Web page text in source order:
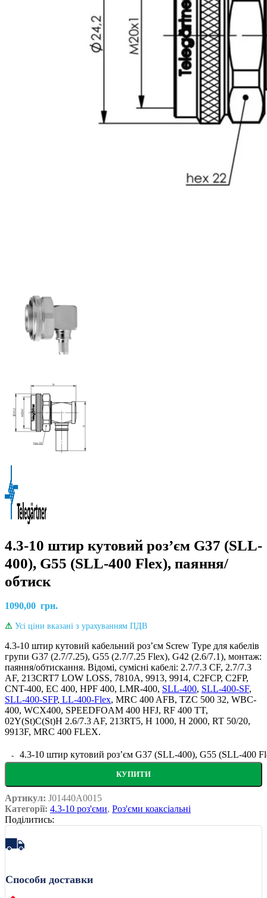
4.3-10 штир кутовий розʼєм G37 (SLL-
400), G55 (SLL-400 Flex), паяння/
обтиск
1090,00 грн.
⚠ Усі ціни вказані з урахуванням ПДВ
4.3-10 штир кутовий кабельний розʼєм Screw Type для кабелів
групи G37 (2.7/7.25), G55 (2.7/7.25 Flex), G42 (2.6/7.1), монтаж:
паяння/обтискання. Відомі, сумісні кабелі: 2.7/7.3 CF, 2.7/7.3
AF, 213CRT7 LOW LOSS, 7810A, 9913, 9914, C2FCP, C2FP,
CNT-400, EC 400, HPF 400, LMR-400, SLL-400, SLL-400-SF,
SLL-400-SFP, LL-400-Flex, MRC 400 AFB, TZC 500 32, WBC-
400, WCX400, SPEEDFOAM 400 HFJ, RF 400 TT,
02Y(St)C(St)H 2.6/7.3 AF, 213RT5, H 1000, H 2000, RT 50/20,
9913F, MRC 400 FLEX.
4.3-10 штир кутовий розʼєм G37 (SLL-400), G55 (SLL-400
КУПИТИ
Артикул: J01440A0015
Категорії: 4.3-10 роз'єми, Роз'єми коаксіальні
Поділитись:
Способи доставки